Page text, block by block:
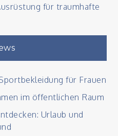
für traumhafte
für Frauen
im öffentlichen Raum
Urlaub und